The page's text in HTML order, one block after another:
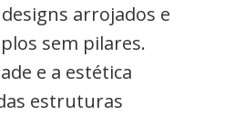
arrojados e
sem pilares.
e a estética
estruturas